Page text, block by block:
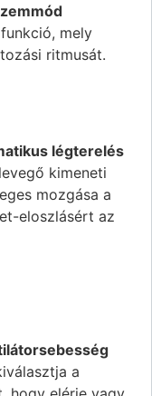
mely
ritmusát.
légterelés
kimeneti
mozgása a
eloszlásért az
a